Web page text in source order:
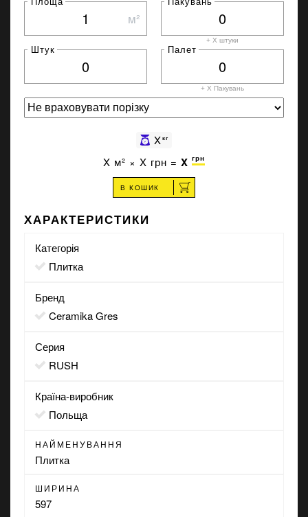
м²
+ X штуки
Штук Палет
+ X Пакувань
Xкг
X м² × X грн = X грн
В КОШИК
ХАРАКТЕРИСТИКИ
Категорія
Плитка
Бренд
Ceramika Gres
Серия
RUSH
Країна-виробник
Польща
НАЙМЕНУВАННЯ
Плитка
ШИРИНА
597